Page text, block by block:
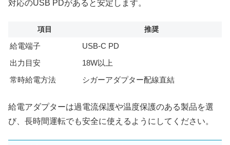
対応のUSB PDがあると安定します。
項目 推奨
給電端子
USB-C PD
出力目安
18W以上
常時給電方法
シガーアダプター配線直結
給電アダプターは過電流保護や温度保護のある製品を選
び、長時間運転でも安全に使えるようにしてください。